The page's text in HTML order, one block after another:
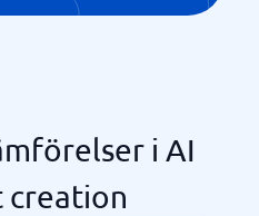
i AI
creation